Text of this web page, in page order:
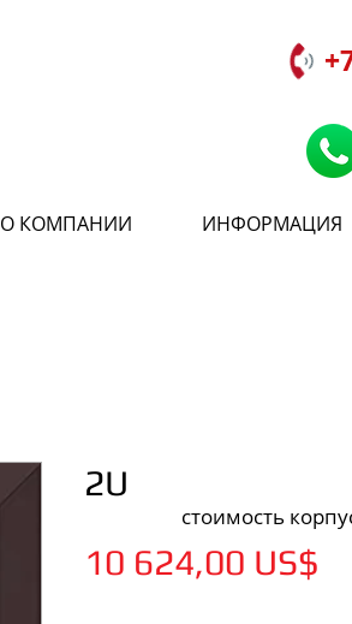
О КОМПАНИИ ИНФОРМАЦИЯ
2U
10 624,00 US$
стоимость